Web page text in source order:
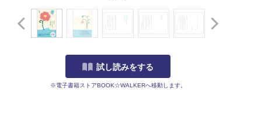
試し読みをする
※電子書籍ストアBOOK☆WALKERへ移動します。